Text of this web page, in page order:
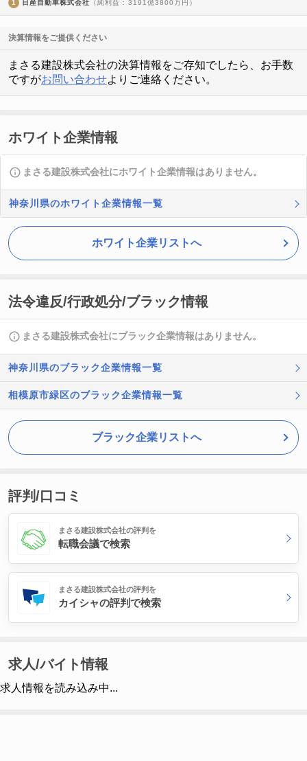
1 日産自動車株式会社 （純利益 : 3191億3800万円）
決算情報をご提供ください
まさる建設株式会社の決算情報をご存知でしたら、お手数
ですがお問い合わせよりご連絡ください。
ホワイト企業情報
まさる建設株式会社にホワイト企業情報はありません。
神奈川県のホワイト企業情報一覧
ホワイト企業リストへ
法令違反/行政処分/ブラック情報
まさる建設株式会社にブラック企業情報はありません。
神奈川県のブラック企業情報一覧
相模原市緑区のブラック企業情報一覧
ブラック企業リストへ
評判/口コミ
まさる建設株式会社の評判を
転職会議で検索
まさる建設株式会社の評判を
カイシャの評判で検索
求人/バイト情報
求人情報を読み込み中...